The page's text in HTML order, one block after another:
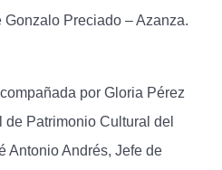
Gonzalo Preciado – Azanza.
por Gloria Pérez
Patrimonio Cultural del
Antonio Andrés, Jefe de